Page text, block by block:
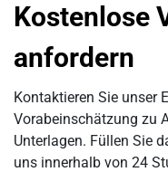
Kostenlose
anfordern
Kontaktieren Sie unser
Vorabeinschätzung zu
Unterlagen. Füllen Sie
uns innerhalb von 24